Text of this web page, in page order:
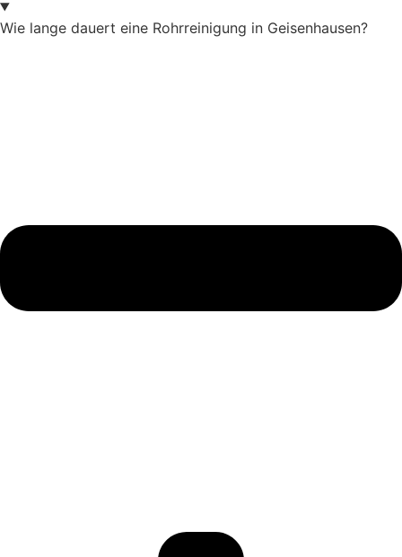
Wie lange dauert eine Rohrreinigung in Geisenhausen?